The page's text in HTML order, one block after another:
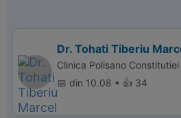
Dr. Tohati Tiberiu
Clinica Polisano
📅 din 10.08 • 👍 34